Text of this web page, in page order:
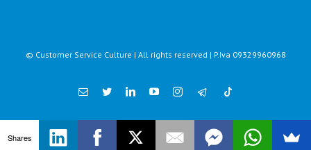
© Customer Service Culture | All rights reserved | P.Iva 09329960968
EmailTwitterLinkedinYouTubeInstagram
Shares